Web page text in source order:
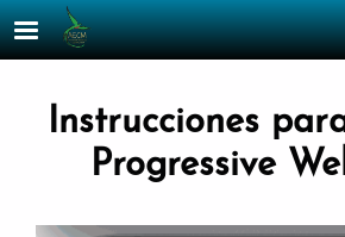
Pasar al contenido principal
Instrucciones
Progressive